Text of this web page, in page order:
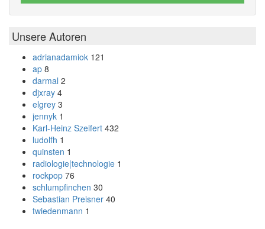
Unsere Autoren
adrianadamiok 121
ap 8
darmal 2
djxray 4
elgrey 3
jennyk 1
Karl-Heinz Szeifert 432
ludolfh 1
quinsten 1
radiologie|technologie 1
rockpop 76
schlumpfinchen 30
Sebastian Preisner 40
twiedenmann 1